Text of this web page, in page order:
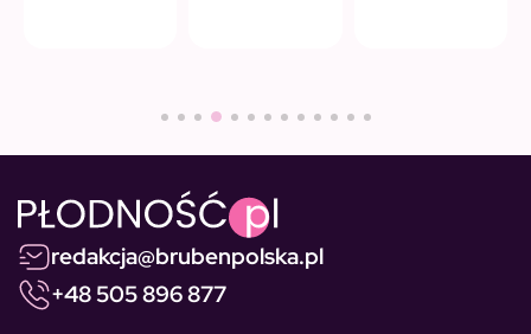
redakcja@brubenpolska.pl
+48 505 896 877